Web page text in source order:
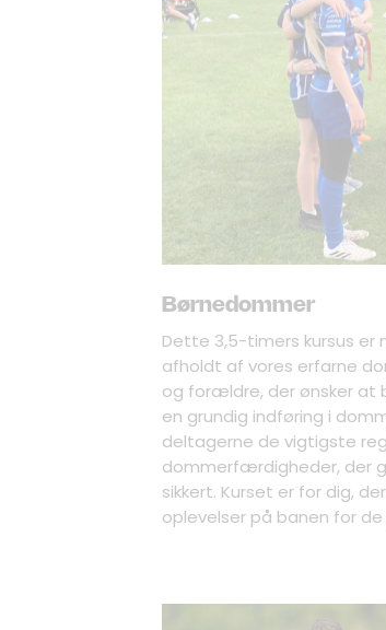
Børnedommer
Dette 3,5-timers kursus er
afholdt af vores erfarne
og forældre, der ønsker at
en grundig indføring i
deltagerne de vigtigste
dommerfærdigheder, der
sikkert. Kurset er for dig,
oplevelser på banen for